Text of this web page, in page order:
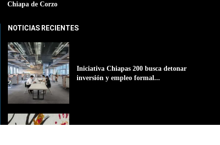
Chiapa de Corzo
NOTICIAS RECIENTES
Iniciativa Chiapas 200 busca detonar
inversión y empleo formal...